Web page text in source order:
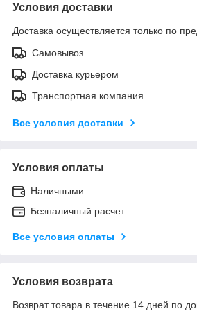
Условия доставки
Доставка осуществляется только по
Самовывоз
Доставка курьером
Транспортная компания
Все условия доставки
Условия оплаты
Наличными
Безналичный расчет
Все условия оплаты
Условия возврата
Возврат товара в течение 14 дней по